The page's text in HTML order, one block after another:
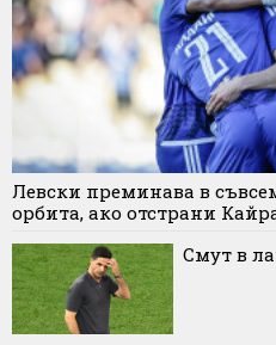
Левски преминава в
орбита, ако отстрани
Смут в